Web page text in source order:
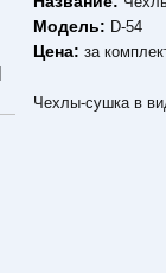
Модель: D-54
Цена:за
Чехлы-сушка в